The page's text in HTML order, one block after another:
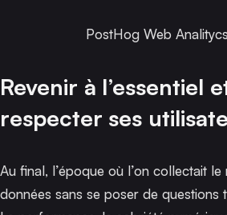
PostHog Web Analitycs
Revenir à l’essentiel
respecter ses
Au final, l’époque où l’on collectait le
données sans se poser de questions